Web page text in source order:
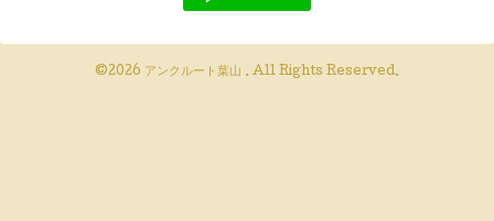
©2026 アンクルート葉山 . All Rights Reserved.